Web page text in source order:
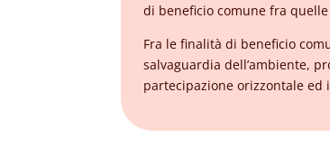
di beneficio comune fra
Fra le finalità di beneficio
salvaguardia dell’ambiente,
partecipazione orizzontale ed